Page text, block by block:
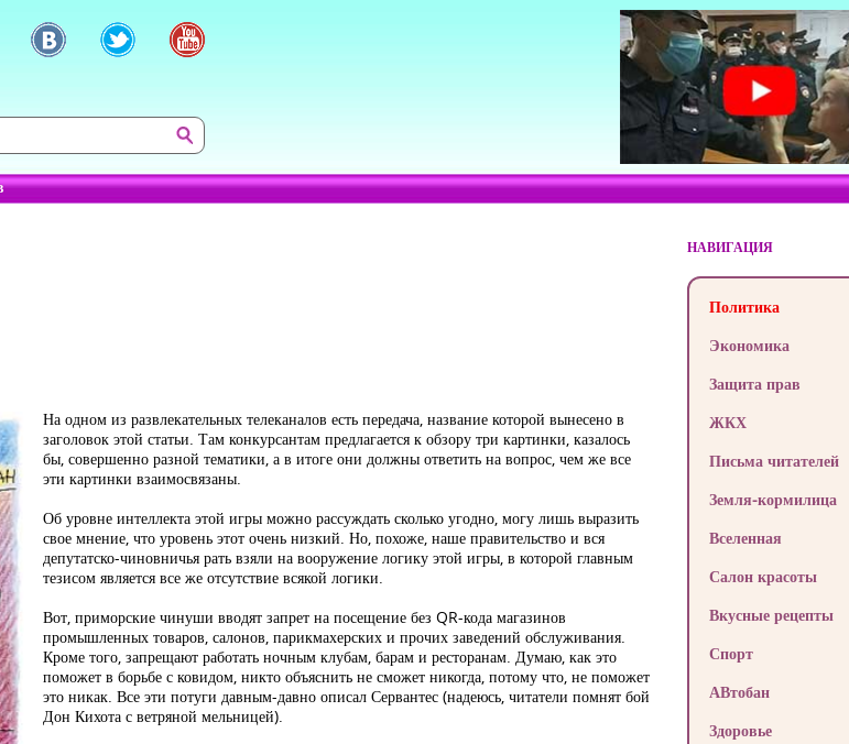
На одном из развлекательных телеканалов есть передача, название которой вынесено в
заголовок этой статьи. Там конкурсантам предлагается к обзору три картинки, казалось
бы, совершенно разной тематики, а в итоге они должны ответить на вопрос, чем же все
эти картинки взаимосвязаны.
Об уровне интеллекта этой игры можно рассуждать сколько угодно, могу лишь выразить
свое мнение, что уровень этот очень низкий. Но, похоже, наше правительство и вся
депутатско-чиновничья рать взяли на вооружение логику этой игры, в которой главным
тезисом является все же отсутствие всякой логики.
Вот, приморские чинуши вводят запрет на посещение без QR-кода магазинов
промышленных товаров, салонов, парикмахерских и прочих заведений обслуживания.
Кроме того, запрещают работать ночным клубам, барам и ресторанам. Думаю, как это
поможет в борьбе с ковидом, никто объяснить не сможет никогда, потому что, не поможет
это никак. Все эти потуги давным-давно описал Сервантес (надеюсь, читатели помнят бой
Дон Кихота с ветряной мельницей).
НАВИГАЦИЯ
Политика
Экономика
Защита прав
ЖКХ
Письма читателей
Земля-кормилица
Вселенная
Салон красоты
Вкусные рецепты
Спорт
АВтобан
Здоровье